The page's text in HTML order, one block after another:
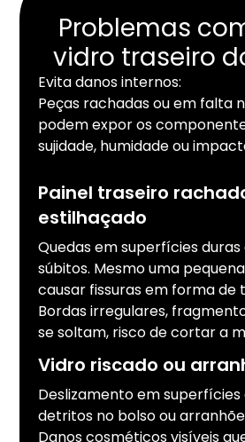
Problemas
vidro traseiro
Evita danos internos:
Peças rachadas ou em falta
podem expor os
sujidade, humidade ou
Painel traseiro
estilhaçado
Quedas em superfícies
súbitos. Mesmo uma
causar fissuras em forma de
Bordas irregulares,
se soltam, risco de cortar a
Vidro riscado ou
Deslizamento em superfícies
detritos no bolso ou
Danos cosméticos visíveis